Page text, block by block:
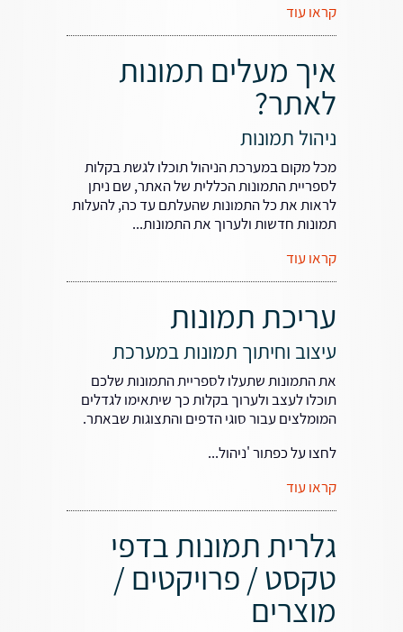
קראו עוד
איך מעלים תמונות
לאתר?
ניהול תמונות
מכל מקום במערכת הניהול תוכלו לגשת בקלות
לספריית התמונות הכללית של האתר, שם ניתן
לראות את כל התמונות שהעלתם עד כה, להעלות
תמונות חדשות ולערוך את התמונות...
קראו עוד
עריכת תמונות
עיצוב וחיתוך תמונות במערכת
את התמונות שתעלו לספריית התמונות שלכם
תוכלו לעצב ולערוך בקלות כך שיתאימו לגדלים
המומלצים עבור סוגי הדפים והתצוגות שבאתר.
לחצו על כפתור 'ניהול...
קראו עוד
גלרית תמונות בדפי
טקסט / פרויקטים /
מוצרים